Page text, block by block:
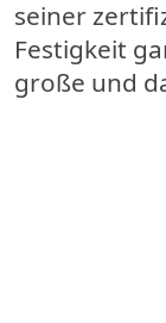
seiner
Festigkeit
große und